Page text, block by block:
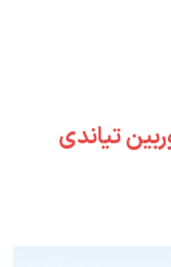
تیاندی